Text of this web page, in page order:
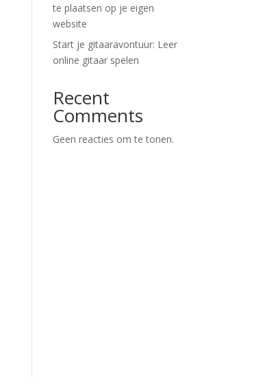
te plaatsen op je eigen
website
Start je gitaaravontuur: Leer
online gitaar spelen
Recent
Comments
Geen reacties om te tonen.